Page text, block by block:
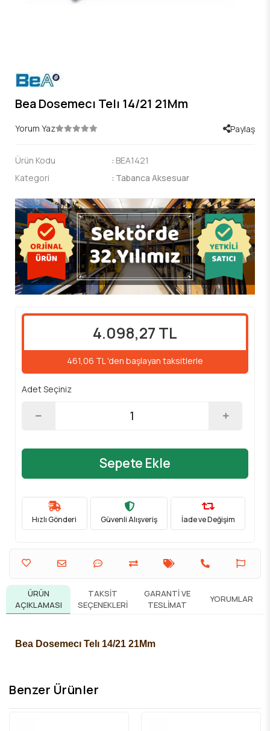
Bea Dosemecı Telı 14/21 21Mm
Yorum Yaz Paylaş
Ürün Kodu : BEA1421
Kategori
: Tabanca Aksesuar
4.098,27 TL
461,06 TL 'den başlayan taksitlerle
Adet Seçiniz
Sepete Ekle
Hızlı Gönderi Güvenli Alışveriş İade ve Değişim
ÜRÜN
AÇIKLAMASI
TAKSIT
SEÇENEKLERI
GARANTI VE
TESLIMAT
YORUMLAR
Bea Dosemecı Telı 14/21 21Mm
Benzer Ürünler